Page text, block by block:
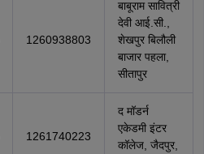
1260938803
बाबूराम सावित्री
देवी आई.सी.,
शेखपुर बिलौली
बाजार पहला,
सीतापुर
1261740223
द मॉडर्न
एकेडमी इंटर
कॉलेज, जैदपुर,